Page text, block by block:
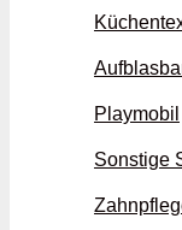
Playmobil
Sonstige